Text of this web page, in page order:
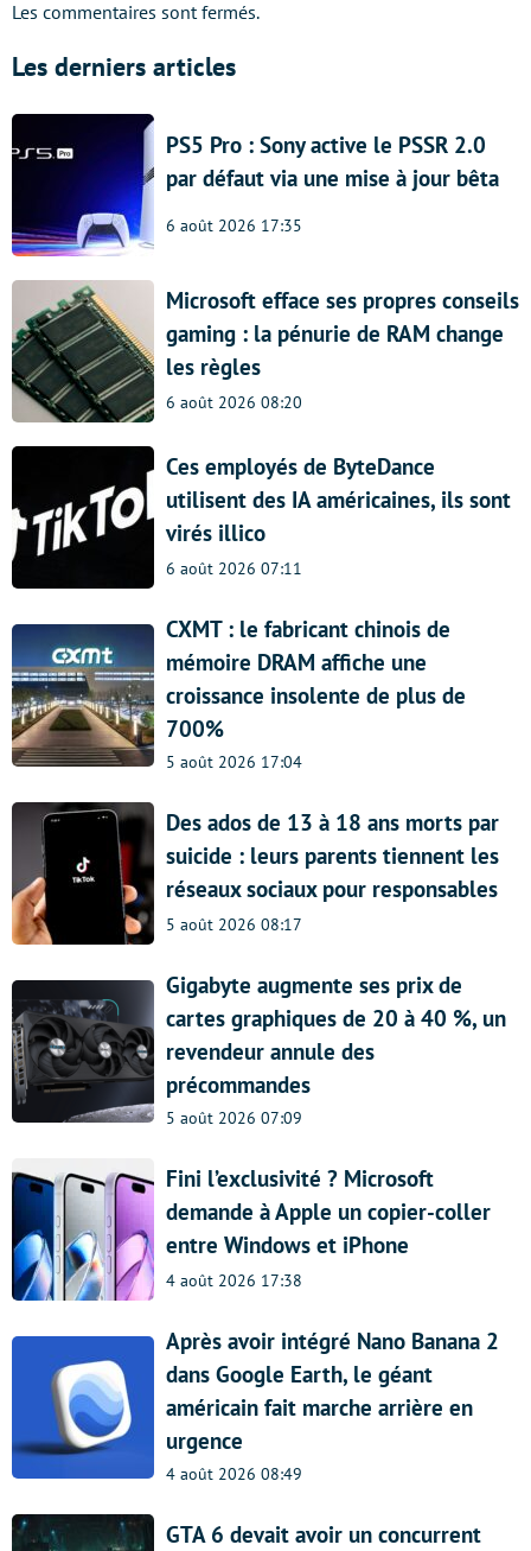
Les commentaires sont fermés.
Les derniers articles
PS5 Pro : Sony active le PSSR 2.0
par défaut via une mise à jour bêta
6 août 2026 17:35
Microsoft efface ses propres conseils
gaming : la pénurie de RAM change
les règles
6 août 2026 08:20
Ces employés de ByteDance
utilisent des IA américaines, ils sont
virés illico
6 août 2026 07:11
CXMT : le fabricant chinois de
mémoire DRAM affiche une
croissance insolente de plus de
700%
5 août 2026 17:04
Des ados de 13 à 18 ans morts par
suicide : leurs parents tiennent les
réseaux sociaux pour responsables
5 août 2026 08:17
Gigabyte augmente ses prix de
cartes graphiques de 20 à 40 %, un
revendeur annule des
précommandes
5 août 2026 07:09
Fini l’exclusivité ? Microsoft
demande à Apple un copier-coller
entre Windows et iPhone
4 août 2026 17:38
Après avoir intégré Nano Banana 2
dans Google Earth, le géant
américain fait marche arrière en
urgence
4 août 2026 08:49
GTA 6 devait avoir un concurrent